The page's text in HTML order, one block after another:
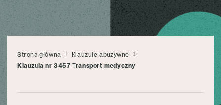
Strona główna
Klauzule abuzywne
Klauzula nr 3457 Transport medyczny